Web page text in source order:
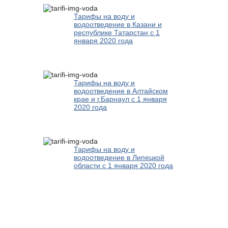
Тарифы на воду и
водоотведение в Казани и
республике Татарстан с 1
января 2020 года
Тарифы на воду и
водоотведение в Алтайском
крае и г.Барнаул с 1 января
2020 года
Тарифы на воду и
водоотведение в Липецкой
области с 1 января 2020 года